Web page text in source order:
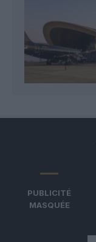
PUBLICITÉ
MASQUÉE